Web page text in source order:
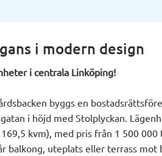
i modern design
i centrala Linköping!
byggs en
i höjd med Stolplyckan.
kvm), med pris från 1 500
balkong, uteplats eller terrass mot